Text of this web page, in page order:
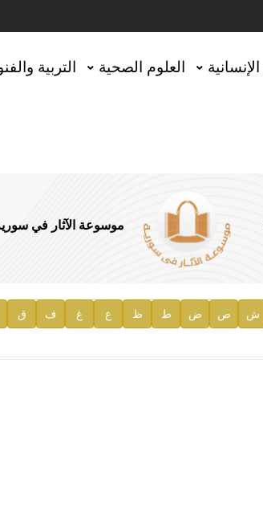
العلوم الصحية التربية
موسوعة الآثار في
ش ص ض ط ظ ع غ ف ق